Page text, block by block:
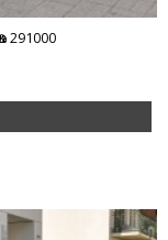
291000